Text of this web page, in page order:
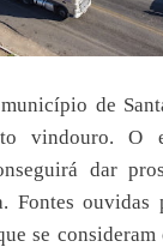
de
vindouro. O
dar
Fontes
se